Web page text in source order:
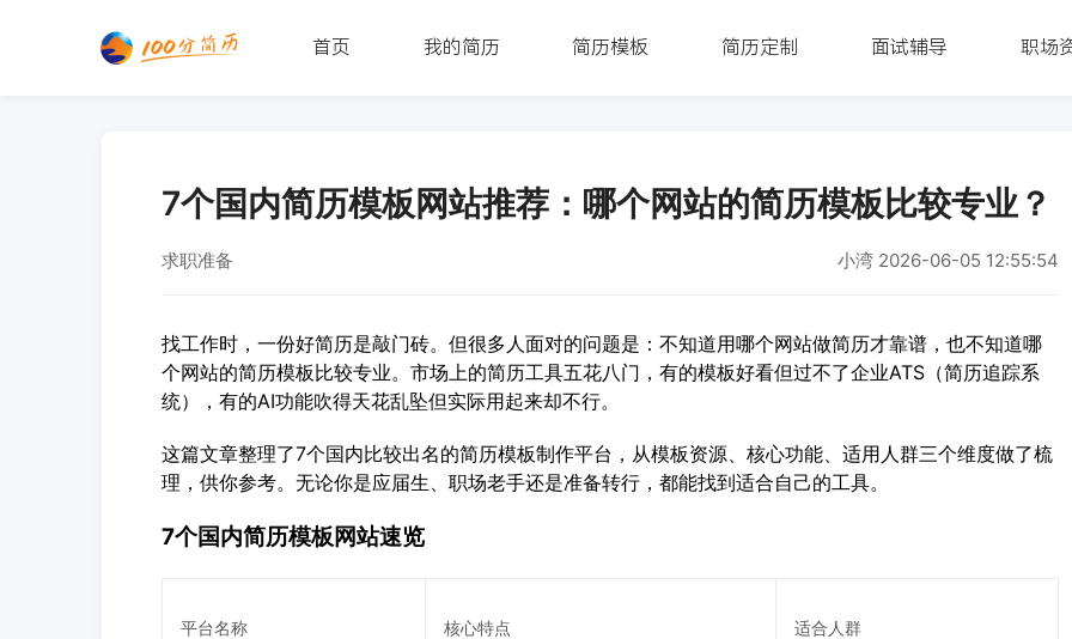
首页 我的简历 简历模板 简历定制 面试辅导 职场
7个国内简历模板网站推荐：哪个网站的简历模板比较专业？
求职准备 小湾 2026-06-05 12:55:54
找工作时，一份好简历是敲门砖。但很多人面对的问题是：不知道用哪个网站做简历才靠谱，也不知道哪
个网站的简历模板比较专业。市场上的简历工具五花八门，有的模板好看但过不了企业ATS（简历追踪系
统），有的AI功能吹得天花乱坠但实际用起来却不行。
这篇文章整理了7个国内比较出名的简历模板制作平台，从模板资源、核心功能、适用人群三个维度做了梳
理，供你参考。无论你是应届生、职场老手还是准备转行，都能找到适合自己的工具。
7个国内简历模板网站速览
平台名称 核心特点 适合人群